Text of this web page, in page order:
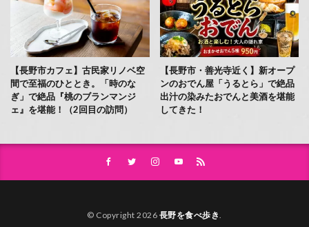
【長野市カフェ】古民家リノベ空
間で至福のひととき。「時のな
ぎ」で絶品『桃のブランマンジ
ェ』を堪能！（2回目の訪問）
【長野市・善光寺近く】新オープ
ンのおでん屋「うるとら」で絶品
出汁の染みたおでんと美酒を堪能
してきた！
© Copyright 2026 長野を食べ歩き